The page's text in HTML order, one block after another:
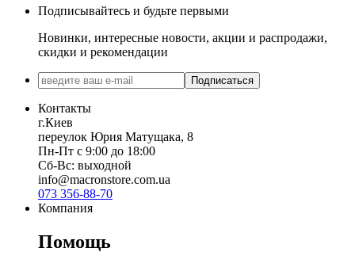
Подписывайтесь и будьте первыми
Новинки, интересные новости, акции и распродажи,
скидки и рекомендации
Подписаться
Контакты
г.Киев
переулок Юрия Матущака, 8
Пн-Пт с 9:00 до 18:00
Сб-Вс: выходной
info@macronstore.com.ua
073 356-88-70
Компания
Помощь